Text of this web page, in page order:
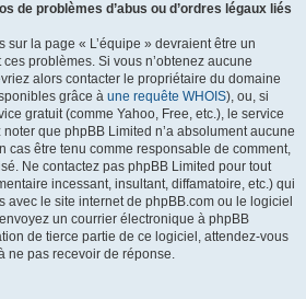
de problèmes d’abus ou d’ordres légaux liés
sur la page « L’équipe » devraient être un
problèmes. Si vous n’obtenez aucune
alors contacter le propriétaire du domaine
grâce à une requête WHOIS), ou, si
gratuit (comme Yahoo, Free, etc.), le service
que phpBB Limited n’a absolument aucune
cas être tenu comme responsable de comment,
Ne contactez pas phpBB Limited pour tout
incessant, insultant, diffamatoire, etc.) qui
avec le site internet de phpBB.com ou le logiciel
un courrier électronique à phpBB
de tierce partie de ce logiciel, attendez-vous
ne pas recevoir de réponse.